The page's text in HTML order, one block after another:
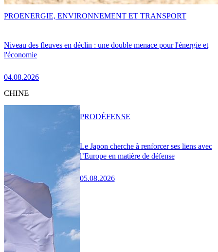
Niveau des fleuves en déclin : une double menace pour l'énergie et
l'économie
04.08.2026
PROENERGIE, ENVIRONNEMENT ET TRANSPORT
CHINE
Le Japon cherche à renforcer ses liens avec
l’Europe en matière de défense
05.08.2026
PRODÉFENSE